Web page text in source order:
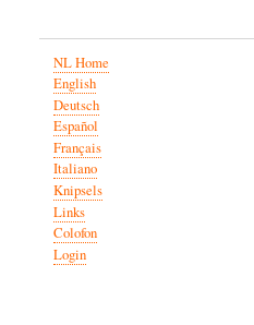
NL Home
English
Deutsch
Español
Français
Italiano
Knipsels
Links
Colofon
Login